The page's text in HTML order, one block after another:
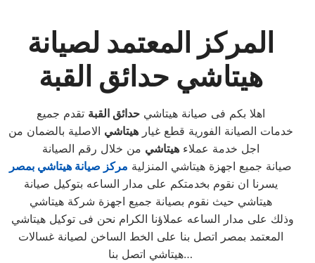
المركز المعتمد لصيانة
هيتاشي حدائق القبة
اهلا بكم فى صيانة هيتاشيحدائق القبة تقدم جميع
خدمات الصيانة الفورية قطع غيارهيتاشي الاصلية بالضمان من
اجل خدمة عملاءهيتاشي من خلال رقم الصيانة
صيانة جميع اجهزة هيتاشي المنزلية مركز صيانة هيتاشي بمصر
يسرنا ان نقوم بخدمتكم على مدار الساعه بتوكيل صيانة
هيتاشي حيث نقوم بصيانة جميع اجهزة شركة هيتاشي
المعتمد بمصر اتصل بنا على الخط الساخن لصيانة غسالات
هيتاشي اتصل بنا…